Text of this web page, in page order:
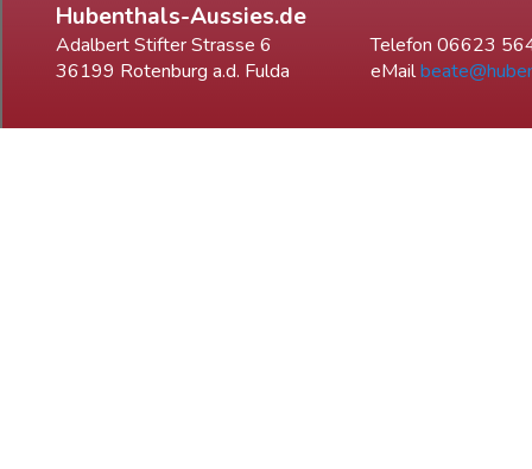
Hubenthals-Aussies.de
Adalbert Stifter Strasse 6
Telefon 06623
36199 Rotenburg a.d. Fulda
eMail